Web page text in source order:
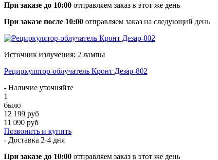
При заказе до 10:00 отправляем заказ в этот же день
При заказе после 10:00 отправляем заказ на следующий день
Источник излучения: 2 лампы
Рециркулятор-облучатель Кронт Дезар-802
- Наличие уточняйте
1
было
12 199 руб
11 090 руб
Позвонить и купить
- Доставка 2-4 дня
При заказе до 10:00 отправляем заказ в этот же день